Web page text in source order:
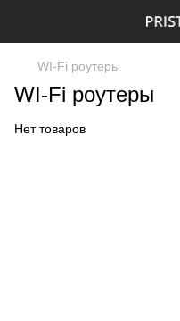
WI-Fi роутеры
WI-Fi роутеры
Нет товаров